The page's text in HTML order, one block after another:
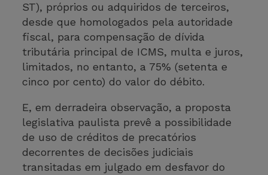
ST), próprios ou adquiridos de terceiros,
desde que homologados pela autoridade
fiscal, para compensação de dívida
tributária principal de ICMS, multa e juros,
limitados, no entanto, a 75% (setenta e
cinco por cento) do valor do débito.
E, em derradeira observação, a proposta
legislativa paulista prevê a possibilidade
de uso de créditos de precatórios
decorrentes de decisões judiciais
transitadas em julgado em desfavor do